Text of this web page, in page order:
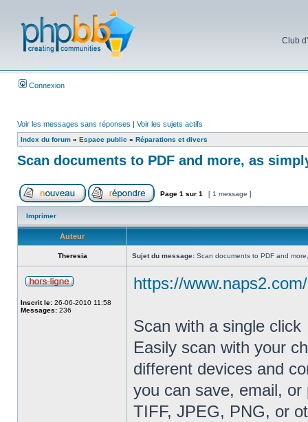
Club
Connexion
Voir les messages sans réponses | Voir les sujets actifs
Index du forum » Espace public » Réparations et divers
Scan documents to PDF and more, as
Page 1 sur 1 [ 1 message ]
Imprimer
Auteur
Theresia Sujet du message: Scan documents to PDF and
Inscrit le: 26-06-2010 11:58
Messages: 236
https://www.naps2.com/
Scan with a single click
Easily scan with your
different devices and
you can save, email,
TIFF, JPEG, PNG, or